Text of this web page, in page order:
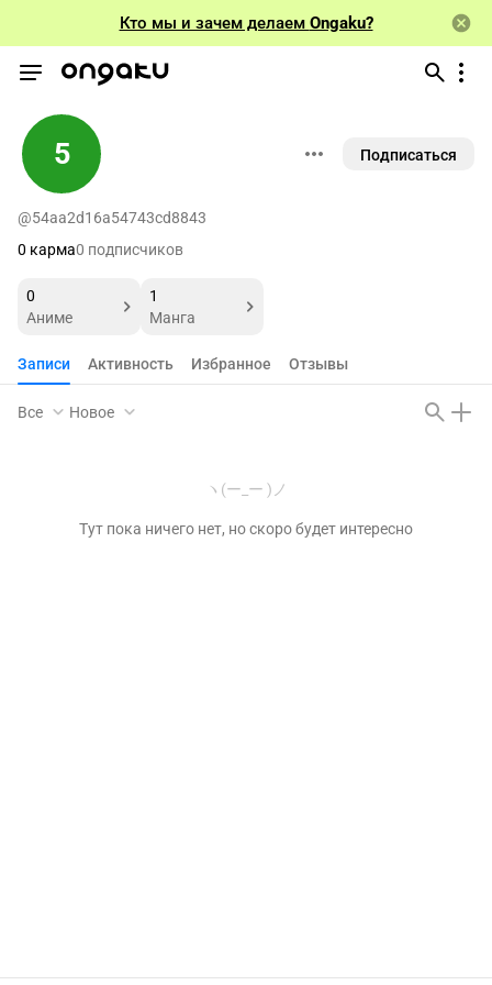
Кто мы и зачем делаем Ongaku?
5 Подписаться
@54aa2d16a54743cd8843
0 карма0 подписчиков
0
Аниме
1
Манга
Записи Активность Избранное Отзывы
Все Новое
ヽ(ー_ー )ノ
Тут пока ничего нет, но скоро будет интересно